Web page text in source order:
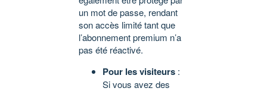
un mot de passe, rendant
son accès limité tant que
l’abonnement premium n’a
pas été réactivé.
Pour les visiteurs :
Si vous avez des